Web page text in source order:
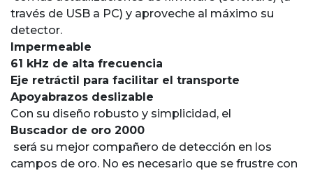
través de USB a PC) y aproveche al máximo su
detector.
Impermeable
61 kHz de alta frecuencia
Eje retráctil para facilitar el transporte
Apoyabrazos deslizable
Con su diseño robusto y simplicidad, el
Buscador de oro 2000
será su mejor compañero de detección en los
campos de oro. No es necesario que se frustre con